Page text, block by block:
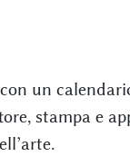
un
stampa e